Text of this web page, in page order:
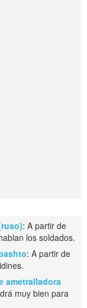
: A partir de
los soldados.
: A partir de
ametralladora
muy bien para